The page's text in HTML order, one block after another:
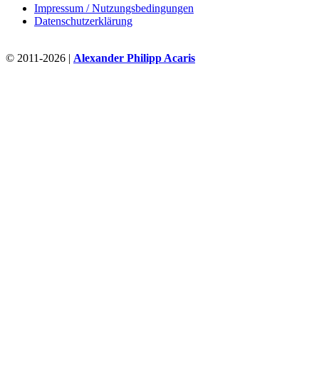
Impressum / Nutzungsbedingungen
Datenschutzerklärung
© 2011-2026 | Alexander Philipp Acaris